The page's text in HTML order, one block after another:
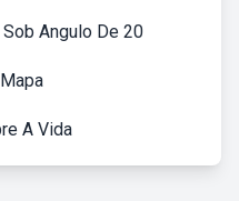
Angulo De 20
A Vida